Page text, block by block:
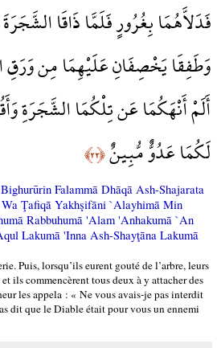
فَدَلاَّهُمَا بِغُرُورٍ فَلَمَّا ذَاقَا
وَطَفِقَا يَخْصِفَانِ عَلَيْهِمَا مِن وَرَقِ
أَلَمْ أَنْهَكُمَا عَن تِلْكُمَا الشَّجَرَةِ
لَكُمَا عَدُوٌّ مُّبِينٌ﴿٢٢﴾
Falammā Dhāqā Ash-Shajarata
Ţafiqā Yakhşifāni `Alayhimā Min
Rabbuhumā 'Alam 'Anhakumā `An
Lakumā 'Inna Ash-Shayţāna Lakumā
Puis, lorsqu’ils eurent gouté de l’arbre, leurs
ils commencèrent tous deux à y attacher des
les appela : « Ne vous avais-je pas interdit
dit que le Diable était pour vous un ennemi